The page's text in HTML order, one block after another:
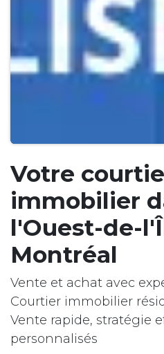
Votre
immobilier
l'Ouest-de-
Montréal
Vente et achat avec
Courtier immobilier
Vente rapide, stratégie
personnalisés